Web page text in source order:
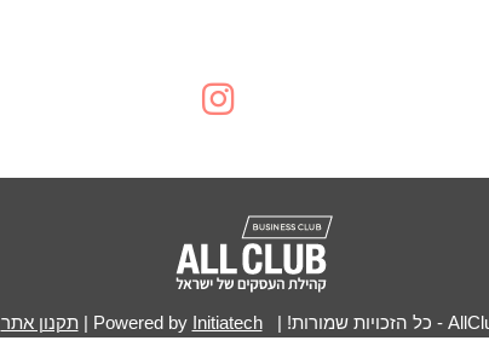
Initiatech
|תקנון אתר